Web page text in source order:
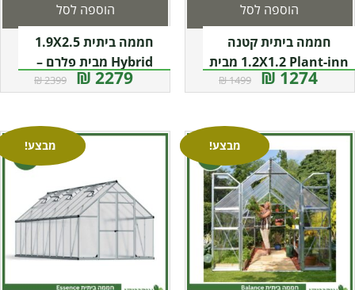
חממה ביתית קטנה
1.2X1.2 Plant-inn מבית
פלרם – קנופיה
1274 ₪
1499 ₪
הוספה לסל
חממה ביתית 1.9X2.5
Hybrid מבית פלרם –
Canopia
2279 ₪
2399 ₪
הוספה לסל
מבצע! מבצע!